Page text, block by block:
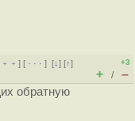
] [ · · ·][↓] [↑]
+3
+ / –
обратную